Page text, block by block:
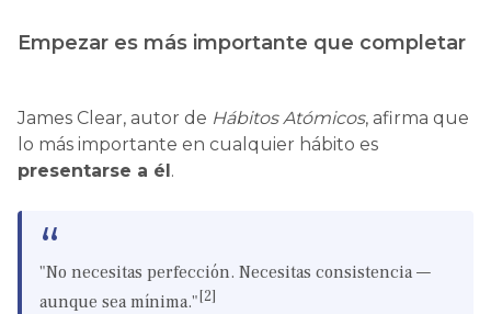
Empezar es más importante que completar
James Clear, autor de Hábitos Atómicos, afirma que
lo más importante en cualquier hábito es
presentarse a él.
"No necesitas perfección. Necesitas consistencia —
aunque sea mínima."[2]